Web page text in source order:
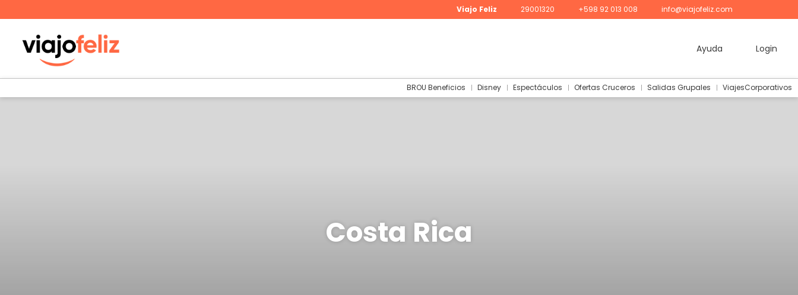
Viajo Feliz 29001320 +598 92 013 008 info@viajofeliz.com
Ayuda Login
BROU Beneficios Disney Espectáculos Ofertas Cruceros Salidas Grupales ViajesCorporativos
Costa Rica